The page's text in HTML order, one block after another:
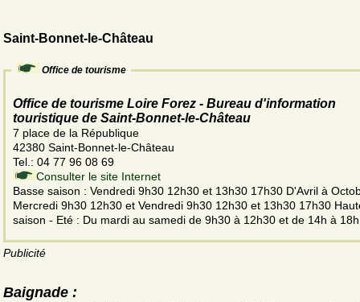
Saint-Bonnet-le-Château
Office de tourisme
Office de tourisme Loire Forez - Bureau d'information
touristique de Saint-Bonnet-le-Château
7 place de la République
42380 Saint-Bonnet-le-Château
Tel.: 04 77 96 08 69
Consulter le site Internet
Basse saison : Vendredi 9h30 12h30 et 13h30 17h30 D'Avril à
Mercredi 9h30 12h30 et Vendredi 9h30 12h30 et 13h30 17h30
saison - Eté : Du mardi au samedi de 9h30 à 12h30 et de 14h à 18h
Publicité
Baignade :